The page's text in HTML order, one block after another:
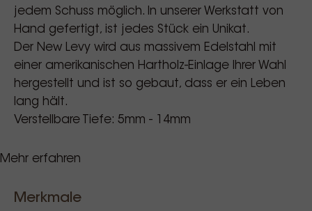
jedem Schuss möglich. In unserer Werkstatt von
Hand gefertigt, ist jedes Stück ein Unikat.
Der New Levy wird aus massivem Edelstahl mit
einer amerikanischen Hartholz-Einlage Ihrer Wahl
hergestellt und ist so gebaut, dass er ein Leben
lang hält.
Verstellbare Tiefe: 5mm - 14mm
Saint Anthony Industries wurde im Juli 2014 von
gegründet.
Mehr erfahren
Merkmale